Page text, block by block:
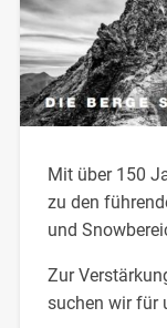
Mit über 150
zu den
und
Zur
suchen wir für